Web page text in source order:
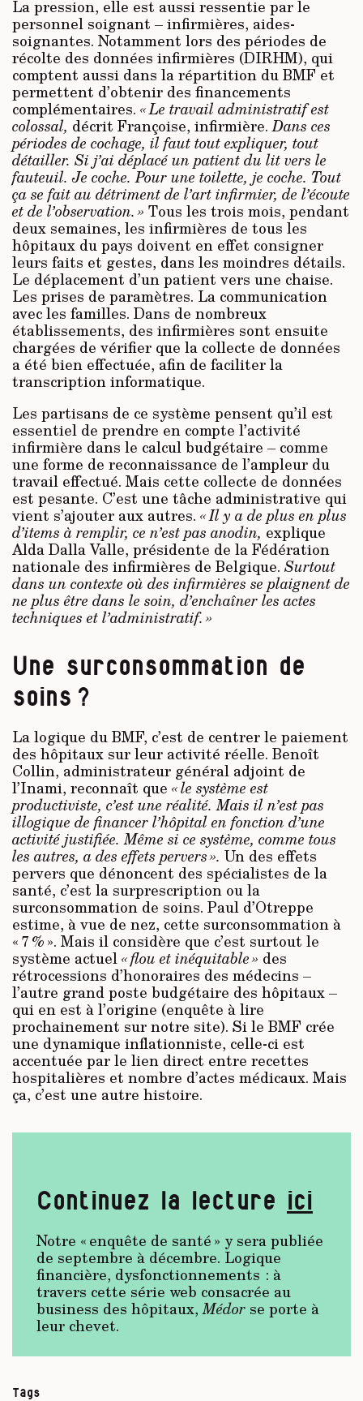
La pression, elle est aussi ressentie par le
personnel soignant – infirmières, aides-
soignantes. Notamment lors des périodes de
récolte des données infirmières (DIRHM), qui
comptent aussi dans la répartition du BMF et
permettent d’obtenir des financements
complémentaires. « Le travail administratif est
colossal, décrit Françoise, infirmière.Dans ces
pér­iodes de cochage, il faut tout expliquer, tout
détailler. Si j’ai déplacé un patient du lit vers le
fauteuil. Je coche. Pour une toilette, je coche. Tout
ça se fait au détriment de l’art infirmier, de l’écoute
et de l’observation. » Tous les trois mois, pendant
deux semaines, les infirmières de tous les
hôpitaux du pays doivent en effet consigner
leurs faits et gestes, dans les moindres détails.
Le déplacement d’un patient vers une chaise.
Les prises de paramètres. La communication
avec les familles. Dans de nombreux
établissements, des infirmières sont ensuite
chargées de vérifier que la collecte de données
a été bien effectuée, afin de faciliter la
transcription informatique.
Les partisans de ce système pensent qu’il est
essentiel de prendre en compte l’activité
infirmière dans le calcul budgétaire – comme
une forme de reconnaissance de l’ampleur du
travail effectué. Mais cette collecte de données
est pesante. C’est une tâche administrative qui
vient s’ajouter aux autres. « Il y a de plus en plus
d’items à remplir, ce n’est pas anodin, explique
Alda Dalla Valle, présidente de la Fédération
nationale des infirmières de Belgique. Surtout
dans un contexte où des infirmières se plaignent de
ne plus être dans le soin, d’enchaîner les actes
techniques et l’administratif. »
Une surconsommation de
soins ?
La logique du BMF, c’est de centrer le paiement
des hôpitaux sur leur activité réelle. Benoît
Collin, administrateur général adjoint de
l’Inami, reconnaît que « le système est
productiviste, c’est une réalité. Mais il n’est pas
illogique de financer l’hôpital en fonction d’une
activité justifiée. Même si ce système, comme tous
les autres, a des effets pervers ». Un des effets
pervers que dénoncent des spécialistes de la
santé, c’est la surprescription ou la
surconsommation de soins. Paul d’Otreppe
estime, à vue de nez, cette surconsommation à
« 7 % ». Mais il considère que c’est surtout le
système actuel« flou et inéquitable » des
rétrocessions d’honoraires des médecins –
l’autre grand poste budgétaire des hôpitaux –
qui en est à l’origine (enquête à lire
prochainement sur notre site). Si le BMF crée
une dynamique inflationniste, celle-ci est
accentuée par le lien direct entre recettes
hospitalières et nombre d’actes médicaux. Mais
ça, c’est une autre histoire.
Continuez la lecture ici
Notre « enquête de santé » y sera publiée
de septembre à décembre. Logique
financière, dysfonctionnements : à
travers cette série web consacrée au
business des hôpitaux,Médor se porte à
leur chevet.
Tags